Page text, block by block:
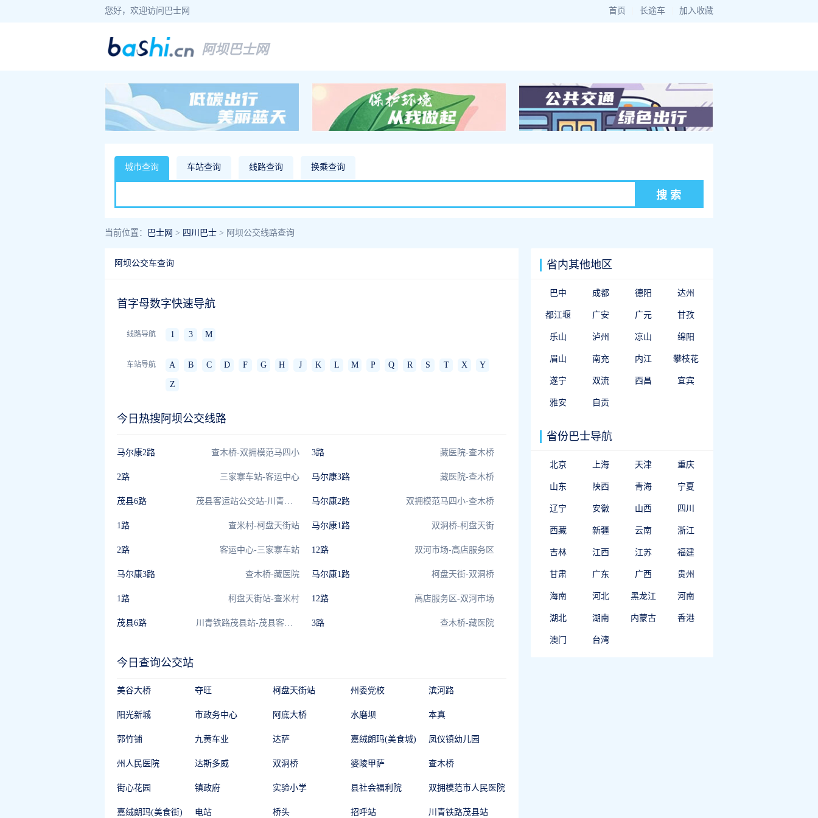
您好，欢迎访问巴士网 首页 长途车 加入收藏
阿坝巴士网
城市查询 车站查询 线路查询 换乘查询
当前位置： 巴士网 > 四川巴士 > 阿坝公交线路查询
阿坝公交车查询
首字母数字快速导航
线路导航 1 3 M
车站导航 A B C D F G H J K L M P Q R S T X Y
Z
今日热搜阿坝公交线路
马尔康2路 查木桥-双拥模范马四小 3路 藏医院-查木桥
2路 三家寨车站-客运中心 马尔康3路 藏医院-查木桥
茂县6路 茂县客运站公交站-川青铁路茂县站 马尔康2路 双拥模范马四小-查木桥
1路 查米村-柯盘天街站 马尔康1路 双洞桥-柯盘天街
2路 客运中心-三家寨车站 12路 双河市场-高店服务区
马尔康3路 查木桥-藏医院 马尔康1路 柯盘天街-双洞桥
1路 柯盘天街站-查米村 12路 高店服务区-双河市场
茂县6路 川青铁路茂县站-茂县客运站公交站 3路 查木桥-藏医院
今日查询公交站
美谷大桥 夺旺 柯盘天街站 州委党校 滨河路
阳光新城 市政务中心 阿底大桥 水磨坝 本真
郭竹铺 九黄车业 达萨 嘉绒朗玛(美食城) 凤仪镇幼儿园
州人民医院 达斯多威 双洞桥 婆陵甲萨 查木桥
街心花园 镇政府 实验小学 县社会福利院 双拥模范市人民医院
嘉绒朗玛(美食街) 电站 桥头 招呼站 川青铁路茂县站
省内其他地区
巴中 成都 德阳 达州
都江堰 广安 广元 甘孜
乐山 泸州 凉山 绵阳
眉山 南充 内江 攀枝花
遂宁 双流 西昌 宜宾
雅安 自贡
省份巴士导航
北京 上海 天津 重庆
山东 陕西 青海 宁夏
辽宁 安徽 山西 四川
西藏 新疆 云南 浙江
吉林 江西 江苏 福建
甘肃 广东 广西 贵州
海南 河北 黑龙江 河南
湖北 湖南 内蒙古 香港
澳门 台湾